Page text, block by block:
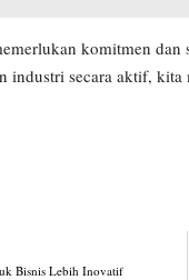
komitmen
secara aktif,
Bisnis Lebih Inovatif